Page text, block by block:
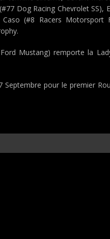
Dog Racing Chevrolet SS),
(#8 Racers Motorsport
Mustang) remporte la
pour le premier